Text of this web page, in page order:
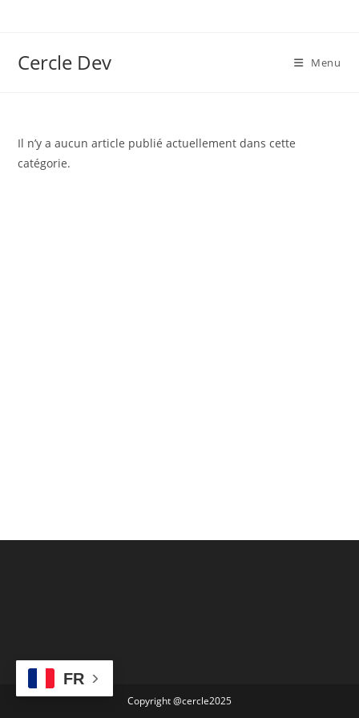
Cercle Dev Menu
Il n’y a aucun article publié actuellement dans cette
catégorie.
Copyright @cercle2025
FR